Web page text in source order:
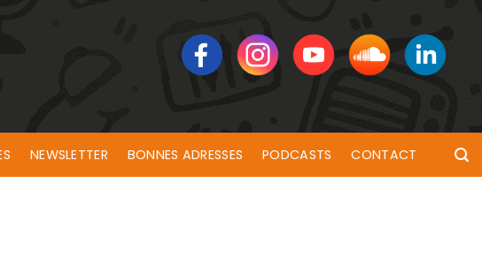
NEWSLETTER BONNES ADRESSES PODCASTS CONTACT